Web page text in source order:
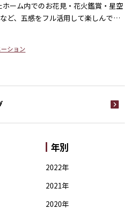
ホーム内でのお花見・花火鑑賞・星空
ど、五感をフル活用して楽しんでい
ション
年別
2022年
2021年
2020年